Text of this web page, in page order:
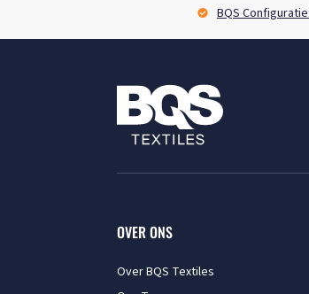
BQS
OVER ONS
Over BQS Textiles